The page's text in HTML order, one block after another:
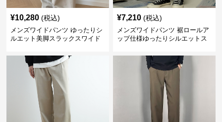
¥10,280 (税込)
メンズワイドパンツ ゆったりシ
ルエット美脚スラックスワイド
¥7,210 (税込)
メンズワイドパンツ 裾ロールア
ップ仕様ゆったりシルエットス